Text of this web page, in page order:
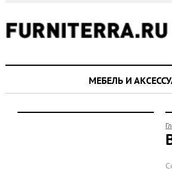
МЕБЕЛЬ И